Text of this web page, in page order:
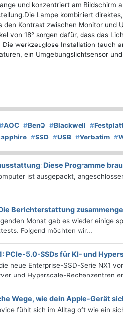
und konzentriert am Bildschirm
Lampe kombiniert
den Kontrast zwischen Monitor und
von 18° sorgen dafür, dass das
Die werkzeuglose Installation (auch
ein Umgebungslichtsensor und
#AOC #BenQ #Blackwell #
#SSD #USB #Verbatim #
Diese Programme
ist ausgepackt,
Bericht­erstattung
Monat gab es wieder einige
Folgend möchten wir...
PCIe-5.0-SSDs für KI- und
neue Enterprise-SSD-Serie NX1
und Hyperscale-Rechenzentren
Wege, wie dein Apple-Gerät
fühlt sich im Alltag oft wie ein